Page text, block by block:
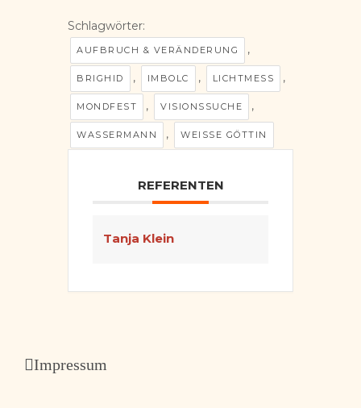
Schlagwörter:
AUFBRUCH & VERÄNDERUNG ,
BRIGHID , IMBOLC , LICHTMESS ,
MONDFEST , VISIONSSUCHE ,
WASSERMANN , WEISSE GÖTTIN
REFERENTEN
Tanja Klein
Impressum